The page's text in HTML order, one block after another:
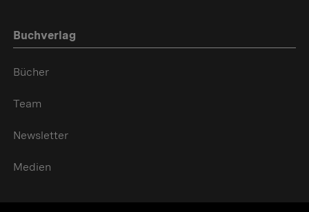
Buchverlag
Bücher
Team
Newsletter
Medien